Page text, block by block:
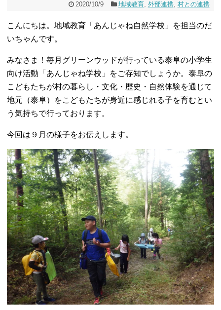
2020/10/9 地域教育, 外部連携, 村との連携
こんにちは。地域教育「あんじゃね自然学校」を担当のだ
いちゃんです。
みなさま！毎月グリーンウッドが行っている泰阜の小学生
向け活動「あんじゃね学校」をご存知でしょうか。泰阜の
こどもたちが村の暮らし・文化・歴史・自然体験を通じて
地元（泰阜）をこどもたちが身近に感じれる子を育むとい
う気持ちで行っております。
今回は９月の様子をお伝えします。